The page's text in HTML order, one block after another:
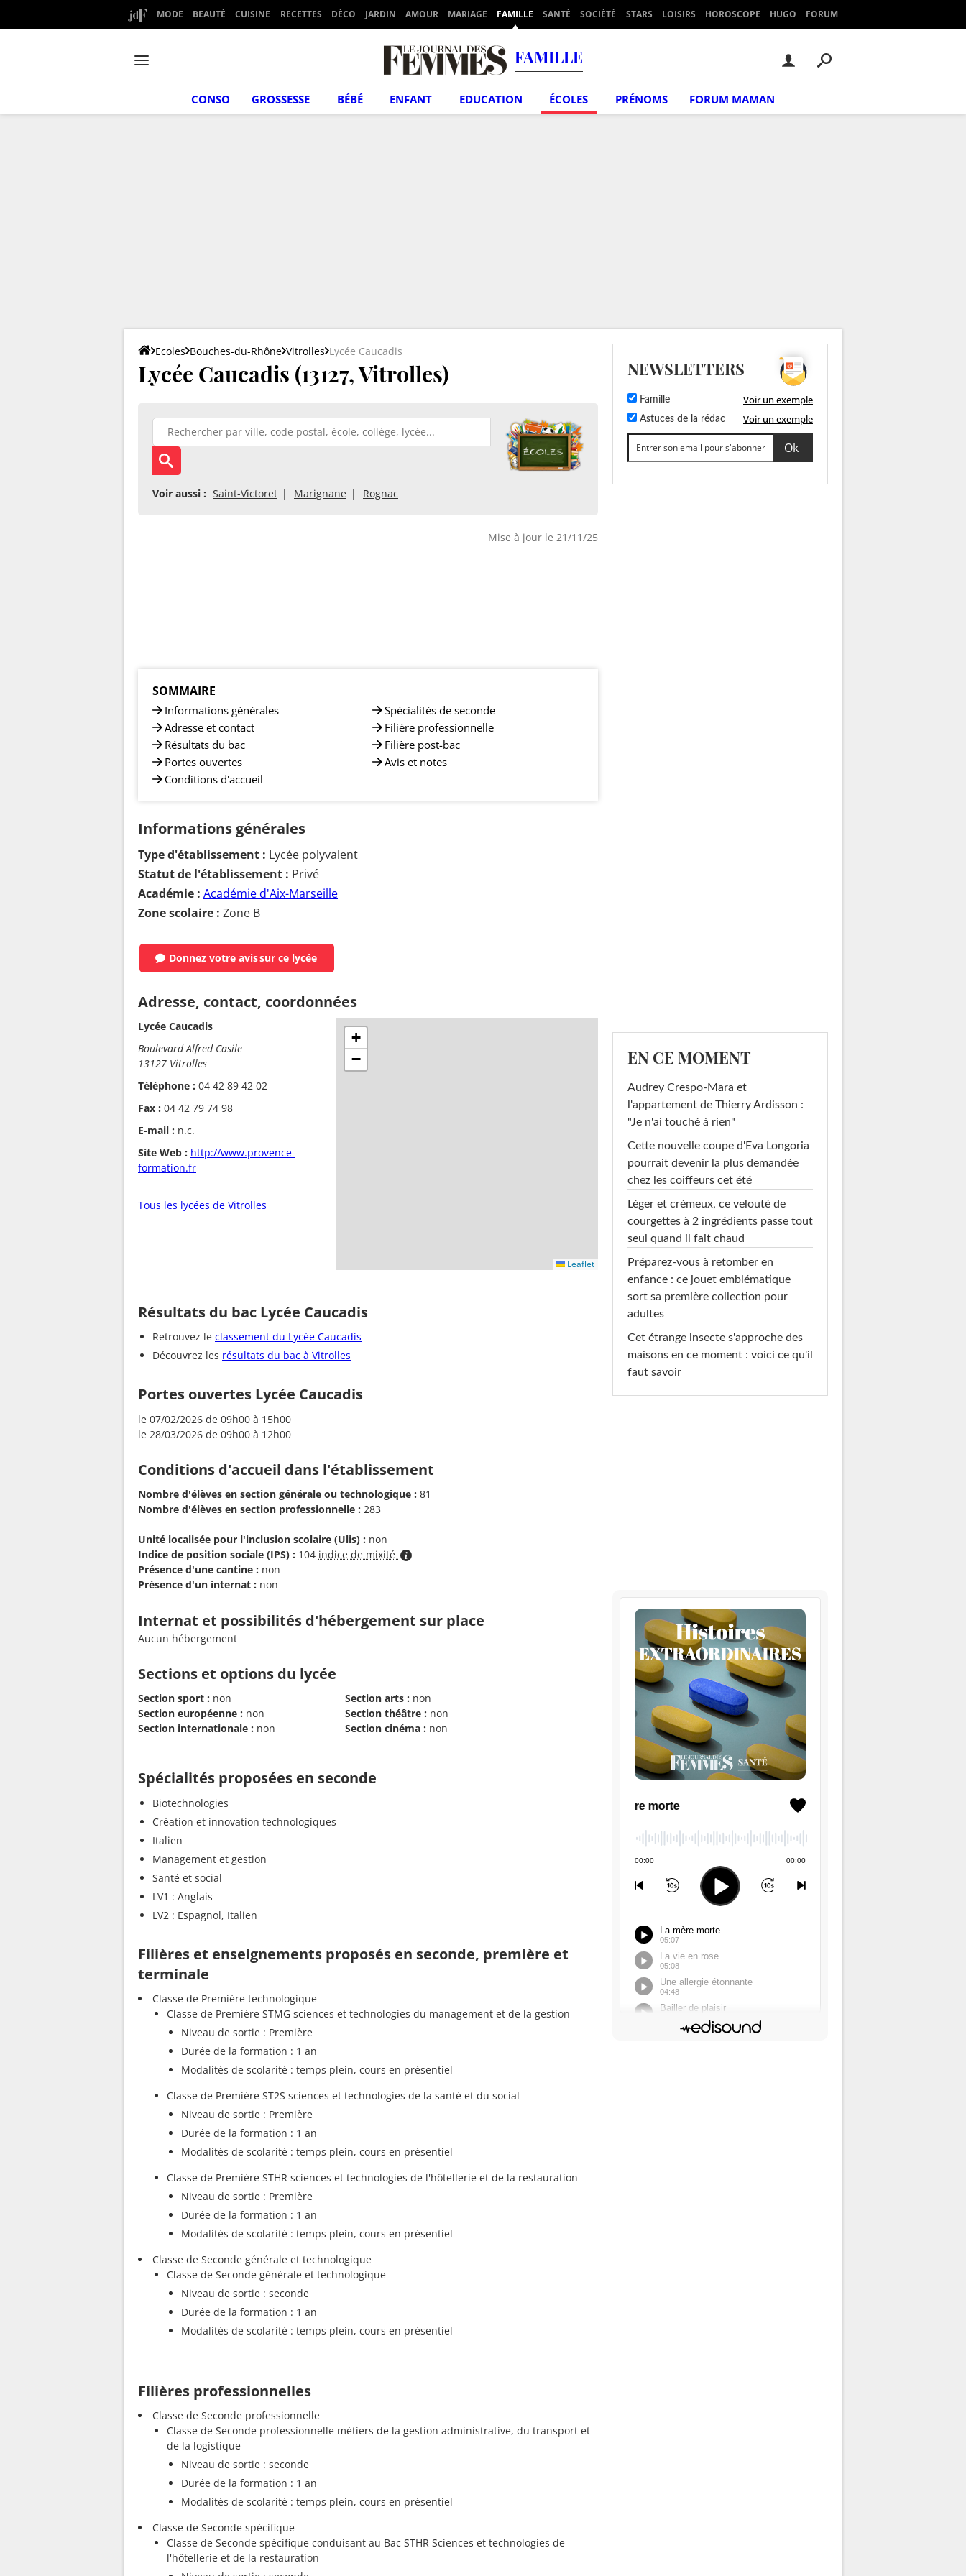
MODE BEAUTÉ CUISINE RECETTES DÉCO JARDIN AMOUR MARIAGE FAMILLE SANTÉ SOCIÉTÉ STARS LOISIRS HOROSCOPE HUGO FORUM
FAMILLE
CONSO GROSSESSE BÉBÉ ENFANT EDUCATION ÉCOLES PRÉNOMS FORUM MAMAN
Ecoles Bouches-du-Rhône Vitrolles Lycée Caucadis
Lycée Caucadis (13127, Vitrolles)
Voir aussi : Saint-Victoret Marignane Rognac
Mise à jour le 21/11/25
SOMMAIRE
Informations générales
Adresse et contact
Résultats du bac
Portes ouvertes
Conditions d'accueil
Spécialités de seconde
Filière professionnelle
Filière post-bac
Avis et notes
Informations générales
Type d'établissement : Lycée polyvalent
Statut de l'établissement : Privé
Académie : Académie d'Aix-Marseille
Zone scolaire : Zone B
Donnez votre avissur ce lycée
Adresse, contact, coordonnées
Lycée Caucadis
Boulevard Alfred Casile
13127 Vitrolles
Téléphone : 04 42 89 42 02
Fax : 04 42 79 74 98
E-mail : n.c.
Site Web : http://www.provence-
formation.fr
Tous les lycées de Vitrolles
+
−
Leaflet
Résultats du bac Lycée Caucadis
Retrouvez le classement du Lycée Caucadis
Découvrez les résultats du bac à Vitrolles
Portes ouvertes Lycée Caucadis
le 07/02/2026 de 09h00 à 15h00
le 28/03/2026 de 09h00 à 12h00
Conditions d'accueil dans l'établissement
Nombre d'élèves en section générale ou technologique : 81
Nombre d'élèves en section professionnelle : 283
Unité localisée pour l'inclusion scolaire (Ulis) : non
Indice de position sociale (IPS) : 104 indice de mixité
Présence d'une cantine : non
Présence d'un internat : non
Internat et possibilités d'hébergement sur place
Aucun hébergement
Sections et options du lycée
Section sport : non
Section européenne : non
Section internationale : non
Section arts : non
Section théâtre : non
Section cinéma : non
Spécialités proposées en seconde
Biotechnologies
Création et innovation technologiques
Italien
Management et gestion
Santé et social
LV1 : Anglais
LV2 : Espagnol, Italien
Filières et enseignements proposés en seconde, première et
terminale
Classe de Première technologique
Classe de Première STMG sciences et technologies du management et de la gestion
Niveau de sortie : Première
Durée de la formation : 1 an
Modalités de scolarité : temps plein, cours en présentiel
Classe de Première ST2S sciences et technologies de la santé et du social
Niveau de sortie : Première
Durée de la formation : 1 an
Modalités de scolarité : temps plein, cours en présentiel
Classe de Première STHR sciences et technologies de l'hôtellerie et de la restauration
Niveau de sortie : Première
Durée de la formation : 1 an
Modalités de scolarité : temps plein, cours en présentiel
Classe de Seconde générale et technologique
Classe de Seconde générale et technologique
Niveau de sortie : seconde
Durée de la formation : 1 an
Modalités de scolarité : temps plein, cours en présentiel
Filières professionnelles
Classe de Seconde professionnelle
Classe de Seconde professionnelle métiers de la gestion administrative, du transport et
de la logistique
Niveau de sortie : seconde
Durée de la formation : 1 an
Modalités de scolarité : temps plein, cours en présentiel
Classe de Seconde spécifique
Classe de Seconde spécifique conduisant au Bac STHR Sciences et technologies de
l'hôtellerie et de la restauration
NEWSLETTERS
Famille Voir un exemple
Astuces de la rédac Voir un exemple
EN CE MOMENT
Audrey Crespo-Mara et
l'appartement de Thierry Ardisson :
"Je n'ai touché à rien"
Cette nouvelle coupe d'Eva Longoria
pourrait devenir la plus demandée
chez les coiffeurs cet été
Léger et crémeux, ce velouté de
courgettes à 2 ingrédients passe tout
seul quand il fait chaud
Préparez-vous à retomber en
enfance : ce jouet emblématique
sort sa première collection pour
adultes
Cet étrange insecte s'approche des
maisons en ce moment : voici ce qu'il
faut savoir